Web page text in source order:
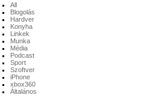
All
Blogolás
Hardver
Konyha
Linkek
Munka
Média
Podcast
Sport
Szoftver
iPhone
xbox360
Általános